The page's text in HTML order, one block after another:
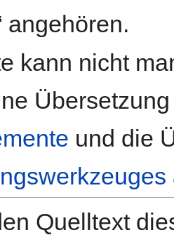
angehören.
kann nicht
und die
Quelltext